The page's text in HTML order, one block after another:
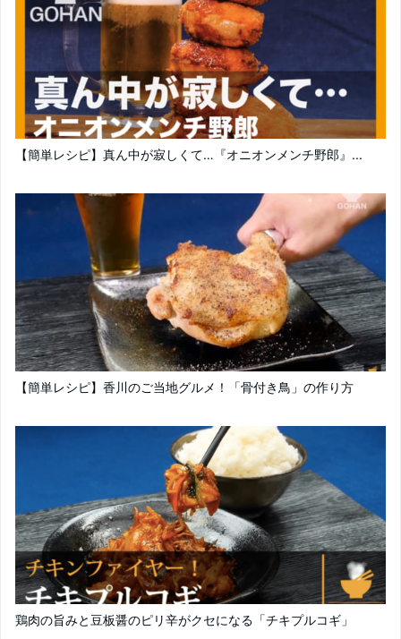
【簡単レシピ】真ん中が寂しくて…『オニオンメンチ野郎』...
【簡単レシピ】香川のご当地グルメ！「骨付き鳥」の作り方
鶏肉の旨みと豆板醤のピリ辛がクセになる「チキプルコギ」